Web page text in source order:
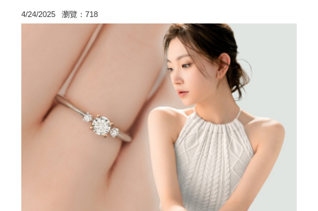
4/24/2025 瀏覽：718